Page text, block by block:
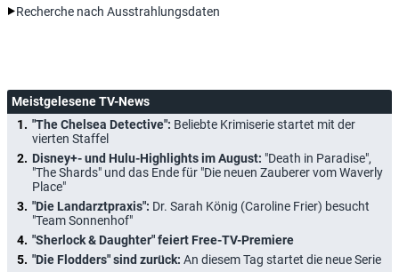
Recherche nach Ausstrahlungsdaten
Meistgelesene TV-News
"The Chelsea Detective": Beliebte Krimiserie startet mit der
vierten Staffel
Disney+- und Hulu-Highlights im August: "Death in Paradise",
"The Shards" und das Ende für "Die neuen Zauberer vom Waverly
Place"
"Die Landarztpraxis": Dr. Sarah König (Caroline Frier) besucht
"Team Sonnenhof"
"Sherlock & Daughter" feiert Free-TV-Premiere
"Die Flodders" sind zurück: An diesem Tag startet die neue Serie